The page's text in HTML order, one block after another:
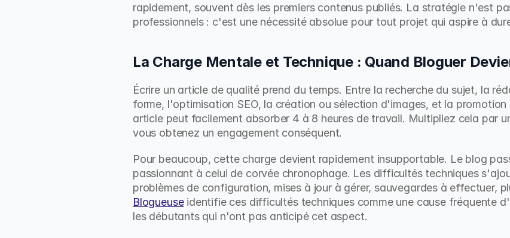
rapidement, souvent dès les premiers contenus publiés. La stratégie n'est
professionnels : c'est une nécessité absolue pour tout projet qui aspire à
La Charge Mentale et Technique : Quand Bloguer
Écrire un article de qualité prend du temps. Entre la recherche du sujet, la
forme, l'optimisation SEO, la création ou sélection d'images, et la promotion
article peut facilement absorber 4 à 8 heures de travail. Multipliez cela par
vous obtenez un engagement conséquent.
Pour beaucoup, cette charge devient rapidement insupportable. Le blog
passionnant à celui de corvée chronophage. Les difficultés techniques
problèmes de configuration, mises à jour à gérer, sauvegardes à effectuer,
Blogueuse identifie ces difficultés techniques comme une cause fréquente
les débutants qui n'ont pas anticipé cet aspect.